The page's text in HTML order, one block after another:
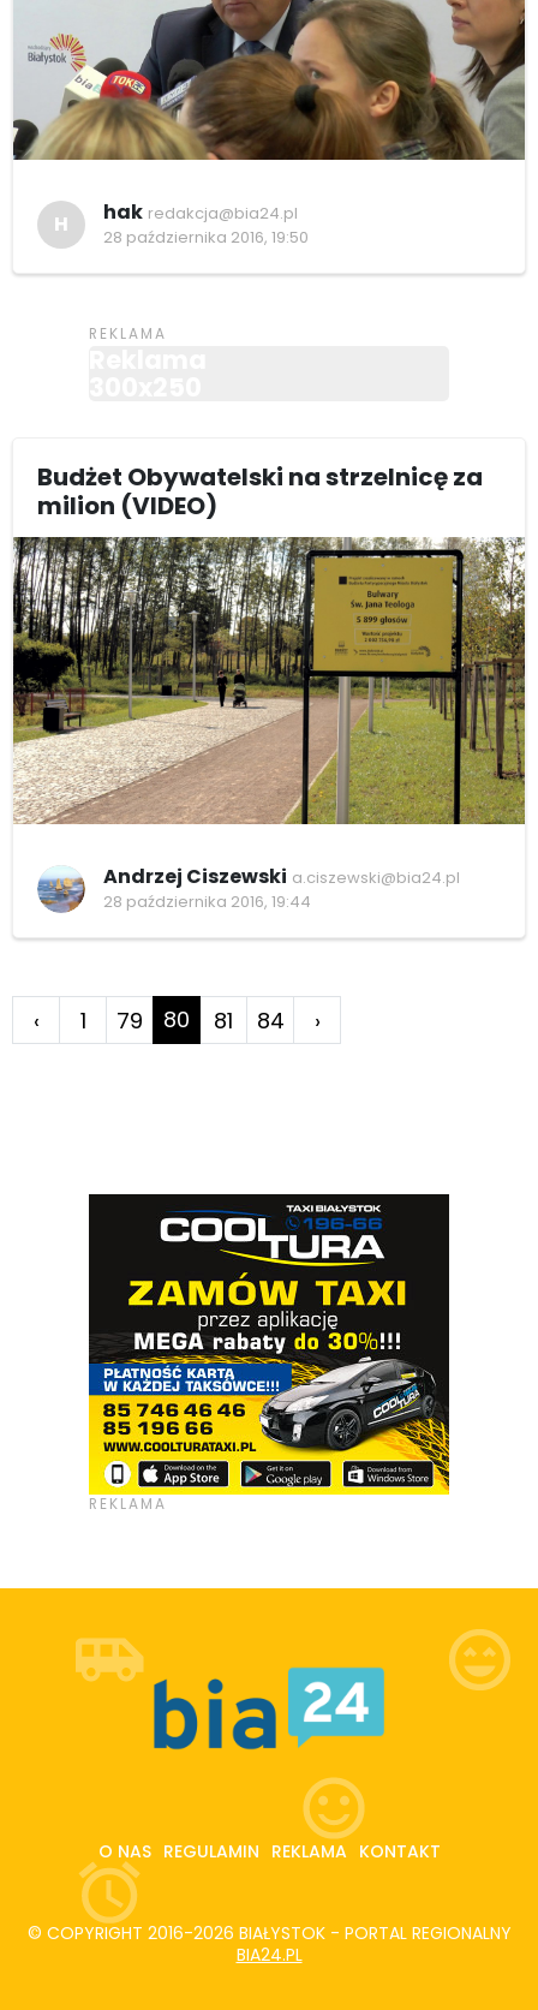
H hak redakcja@bia24.pl
28 października 2016, 19:50
Budżet Obywatelski na strzelnicę za
milion (VIDEO)
Andrzej Ciszewski a.ciszewski@bia24.pl
28 października 2016, 19:44
‹ 1 79 80 81 84 ›
O NAS REGULAMIN REKLAMA KONTAKT
© COPYRIGHT 2016-2026 BIAŁYSTOK - PORTAL REGIONALNY
BIA24.PL